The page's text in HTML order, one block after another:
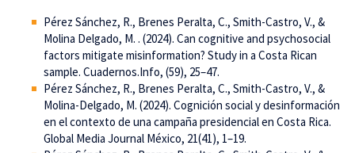
Pérez Sánchez, R., Brenes Peralta, C., Smith-Castro, V., &
Molina Delgado, M. . (2024). Can cognitive and psychosocial
factors mitigate misinformation? Study in a Costa Rican
sample. Cuadernos.Info, (59), 25–47.
Pérez Sánchez, R., Brenes Peralta, C., Smith-Castro, V., &
Molina-Delgado, M. (2024). Cognición social y desinformación
en el contexto de una campaña presidencial en Costa Rica.
Global Media Journal México, 21(41), 1–19.